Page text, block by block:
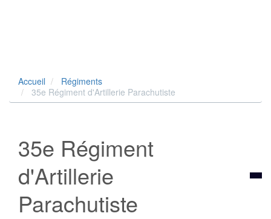
Accueil
Régiments
35e Régiment d'Artillerie Parachutiste
35e Régiment
d'Artillerie
Parachutiste